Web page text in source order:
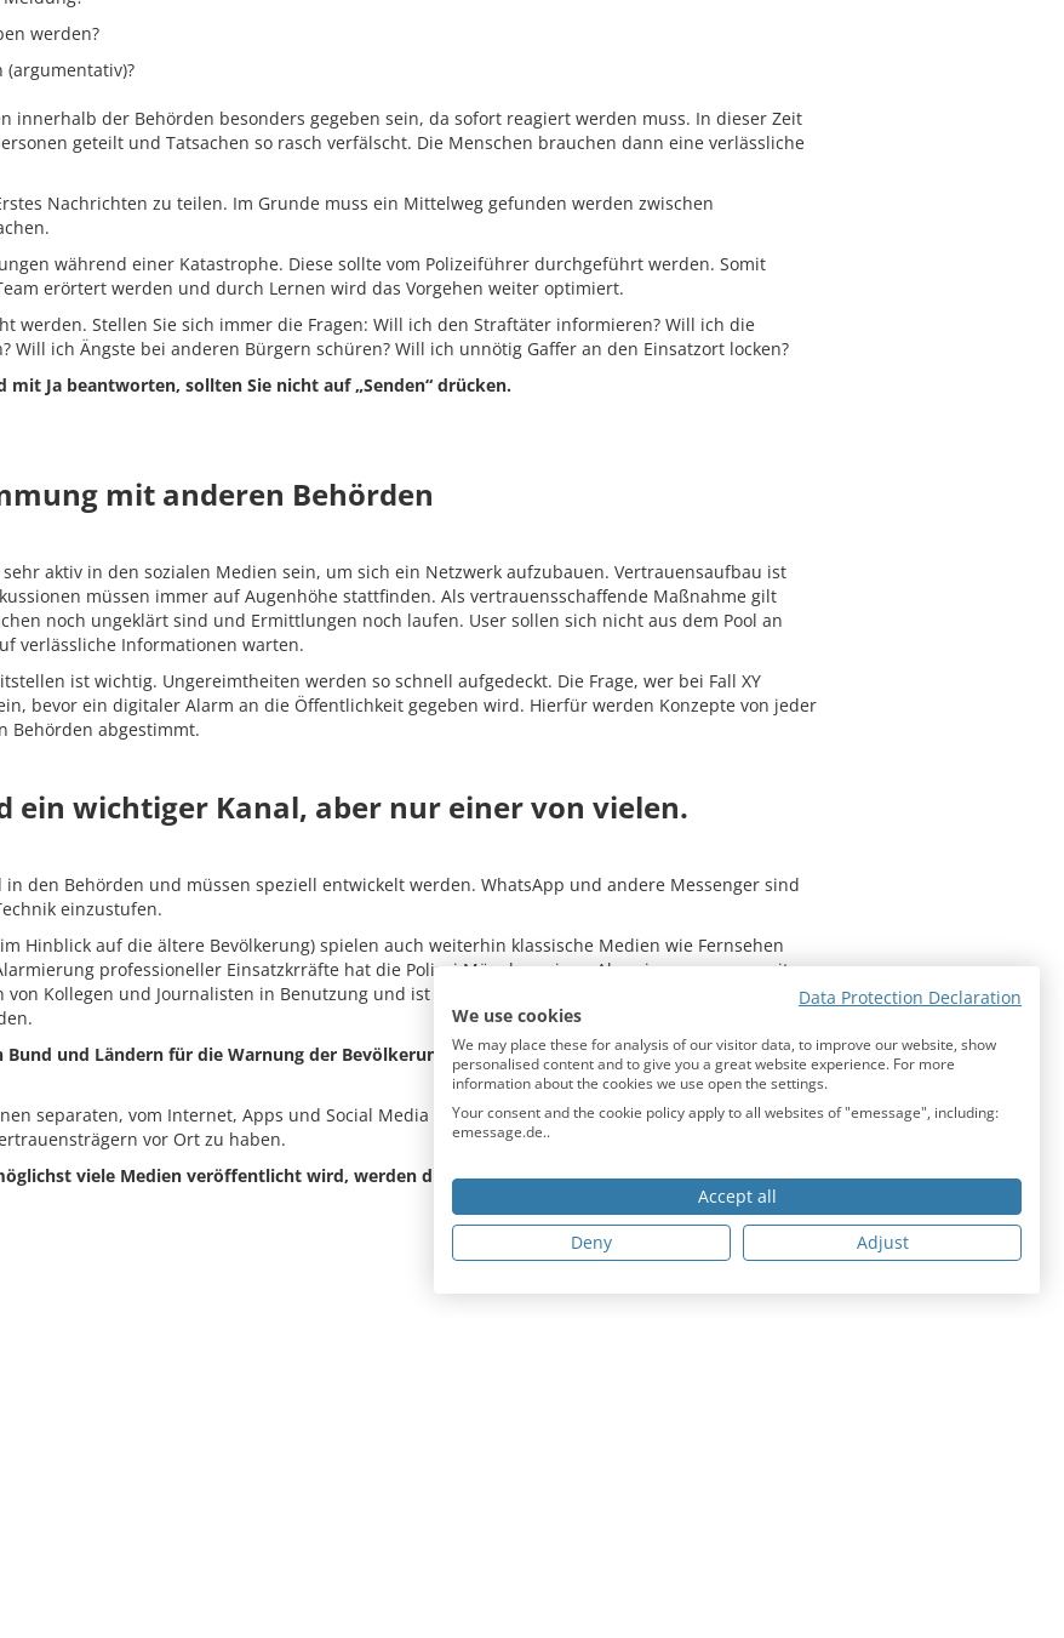
werden?
innerhalb der Behörden besonders gegeben sein, da sofort reagiert werden muss. In dieser Zeit
geteilt und Tatsachen so rasch verfälscht. Die Menschen brauchen dann eine verlässliche
Nachrichten zu teilen. Im Grunde muss ein Mittelweg gefunden werden zwischen
während einer Katastrophe. Diese sollte vom Polizeiführer durchgeführt werden. Somit
erörtert werden und durch Lernen wird das Vorgehen weiter optimiert.
werden. Stellen Sie sich immer die Fragen: Will ich den Straftäter informieren? Will ich die
Will ich Ängste bei anderen Bürgern schüren? Will ich unnötig Gaffer an den Einsatzort locken?
mit Ja beantworten, sollten Sie nicht auf „Senden“ drücken.
mit anderen Behörden
aktiv in den sozialen Medien sein, um sich ein Netzwerk aufzubauen. Vertrauensaufbau ist
müssen immer auf Augenhöhe stattfinden. Als vertrauensschaffende Maßnahme gilt
noch ungeklärt sind und Ermittlungen noch laufen. User sollen sich nicht aus dem Pool an
verlässliche Informationen warten.
ist wichtig. Ungereimtheiten werden so schnell aufgedeckt. Die Frage, wer bei Fall XY
bevor ein digitaler Alarm an die Öffentlichkeit gegeben wird. Hierfür werden Konzepte von jeder
Behörden abgestimmt.
ein wichtiger Kanal, aber nur einer von vielen.
in den Behörden und müssen speziell entwickelt werden. WhatsApp und andere Messenger sind
einzustufen.
Hinblick auf die ältere Bevölkerung) spielen auch weiterhin klassische Medien wie Fernsehen
professioneller Einsatzkrräfte hat die Polizei München einen Alarmierungsserver mit
Kollegen und Journalisten in Benutzung und ist eng mit den Presse- und Leitstellen von
Bund und Ländern für die Warnung der Bevölkerung ist richtig und sollte auch umgesetzt und
separaten, vom Internet, Apps und Social Media abgekoppelten Kanal des Vertrauens
vor Ort zu haben.
viele Medien veröffentlicht wird, werden die meisten Menschen erreicht, was im
Data Protection Declaration
We use cookies
We may place these for analysis of our visitor data, to improve our website, show
personalised content and to give you a great website experience. For more
information about the cookies we use open the settings.
Your consent and the cookie policy apply to all websites of "emessage", including:
emessage.de..
Accept all
Deny
Adjust